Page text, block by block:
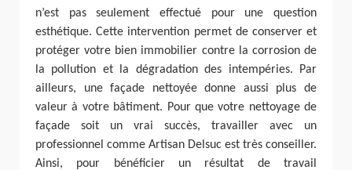
n’est pas seulement effectué pour une question
esthétique. Cette intervention permet de conserver et
protéger votre bien immobilier contre la corrosion de
la pollution et la dégradation des intempéries. Par
ailleurs, une façade nettoyée donne aussi plus de
valeur à votre bâtiment. Pour que votre nettoyage de
façade soit un vrai succès, travailler avec un
professionnel comme Artisan Delsuc est très conseiller.
Ainsi, pour bénéficier un résultat de travail